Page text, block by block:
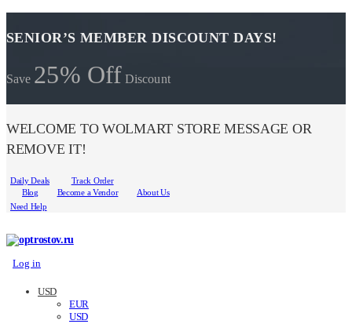
SENIOR’S MEMBER DISCOUNT DAYS!
Save 25% Off Discount
WELCOME TO WOLMART STORE MESSAGE OR
REMOVE IT!
Daily Deals
Track Order
Blog
Become a Vendor
About Us
Need Help
Log in
USD
EUR
USD